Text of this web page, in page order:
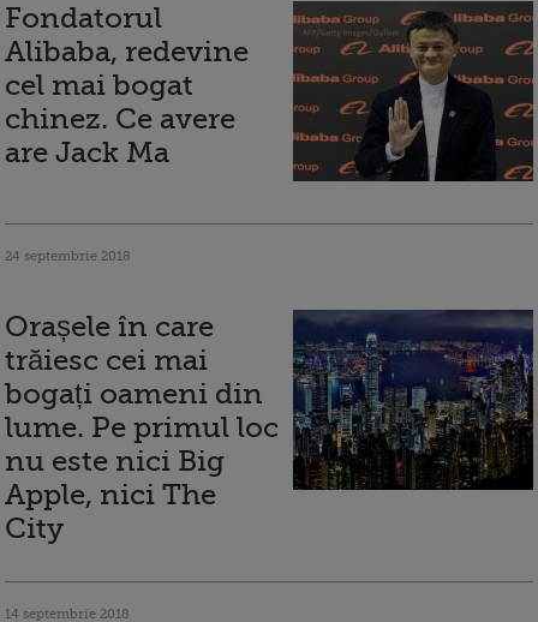
Fondatorul
Alibaba, redevine
cel mai bogat
chinez. Ce avere
are Jack Ma
24 septembrie 2018
Orașele în care
trăiesc cei mai
bogați oameni din
lume. Pe primul loc
nu este nici Big
Apple, nici The
City
14 septembrie 2018